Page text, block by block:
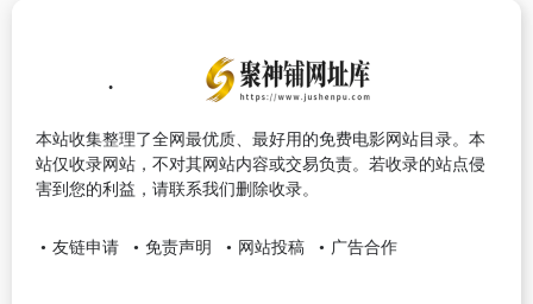
本站收集整理了全网最优质、最好用的免费电影网站目录。本
站仅收录网站，不对其网站内容或交易负责。若收录的站点侵
害到您的利益，请联系我们删除收录。
友链申请 免责声明 网站投稿 广告合作